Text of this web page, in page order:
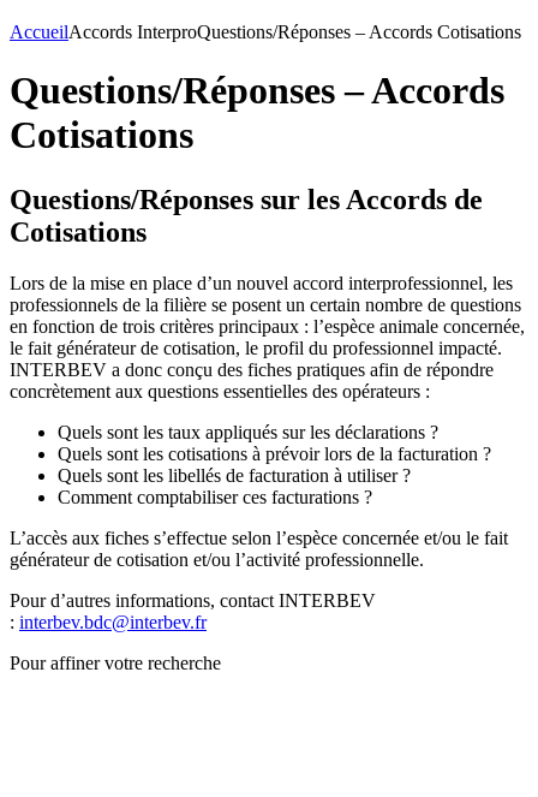
AccueilAccords InterproQuestions/Réponses – Accords Cotisations
Questions/Réponses – Accords
Cotisations
Questions/Réponses sur les Accords de
Cotisations
Lors de la mise en place d’un nouvel accord interprofessionnel, les
professionnels de la filière se posent un certain nombre de questions
en fonction de trois critères principaux : l’espèce animale concernée,
le fait générateur de cotisation, le profil du professionnel impacté.
INTERBEV a donc conçu des fiches pratiques afin de répondre
concrètement aux questions essentielles des opérateurs :
Quels sont les taux appliqués sur les déclarations ?
Quels sont les cotisations à prévoir lors de la facturation ?
Quels sont les libellés de facturation à utiliser ?
Comment comptabiliser ces facturations ?
L’accès aux fiches s’effectue selon l’espèce concernée et/ou le fait
générateur de cotisation et/ou l’activité professionnelle.
Pour d’autres informations, contact INTERBEV
: interbev.bdc@interbev.fr
Pour affiner votre recherche